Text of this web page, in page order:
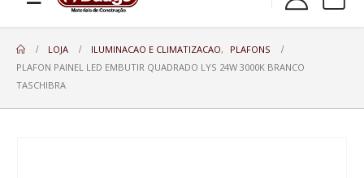
LOJA ILUMINACAO E CLIMATIZACAO,
PLAFONS
PLAFON PAINEL LED EMBUTIR QUADRADO LYS 24W 3000K BRANCO
TASCHIBRA